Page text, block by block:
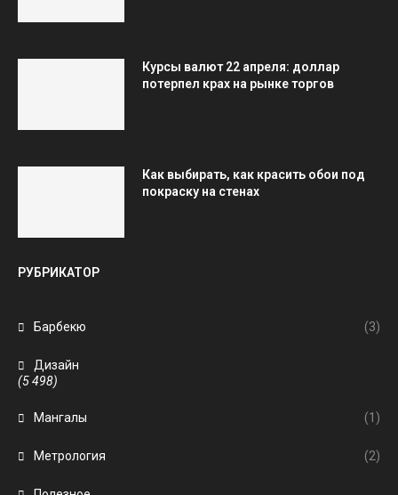
Курсы валют 22 апреля: доллар
потерпел крах на рынке торгов
Как выбирать, как красить обои под
покраску на стенах
РУБРИКАТОР
Барбекю (3)
Дизайн
(5 498)
Мангалы (1)
Метрология (2)